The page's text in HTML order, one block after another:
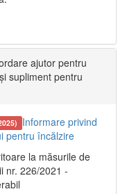
ajutor pentru
supliment pentru
Informare privind
pentru încălzire
la măsurile de
nr. 226/2021 -